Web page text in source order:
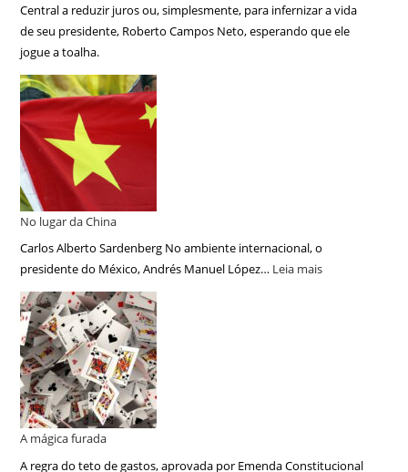
Central a reduzir juros ou, simplesmente, para infernizar a vida
de seu presidente, Roberto Campos Neto, esperando que ele
jogue a toalha.
No lugar da China
Carlos Alberto Sardenberg No ambiente internacional, o
presidente do México, Andrés Manuel López… Leia mais
A mágica furada
A regra do teto de gastos, aprovada por Emenda Constitucional